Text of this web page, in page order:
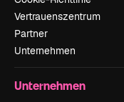
Vertrauenszentrum
Partner
Unternehmen
Unternehmen